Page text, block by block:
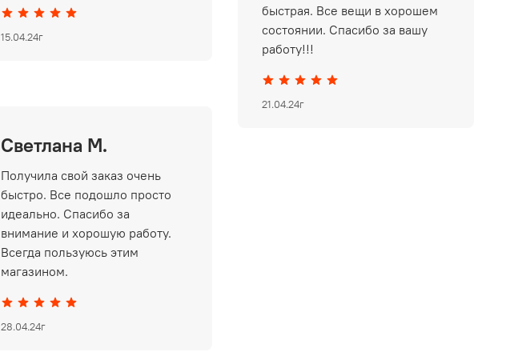
15.04.24г
быстрая. Все вещи в хорошем
состоянии. Спасибо за вашу
работу!!!
21.04.24г
Светлана М.
Получила свой заказ очень
быстро. Все подошло просто
идеально. Спасибо за
внимание и хорошую работу.
Всегда пользуюсь этим
магазином.
28.04.24г